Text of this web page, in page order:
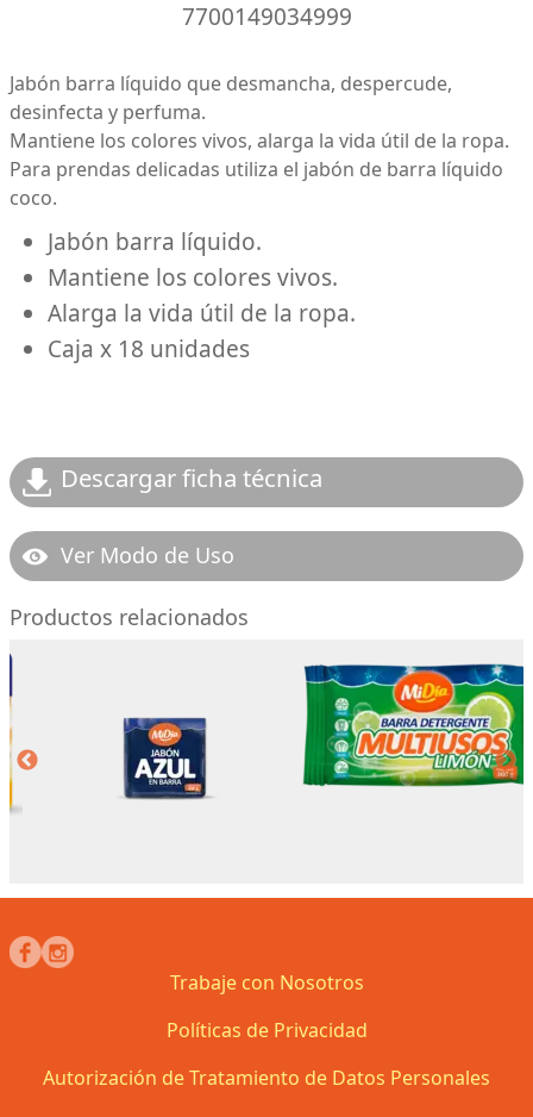
7700149034999
Jabón barra líquido que desmancha, despercude,
desinfecta y perfuma.
Mantiene los colores vivos, alarga la vida útil de la ropa.
Para prendas delicadas utiliza el jabón de barra líquido
coco.
Jabón barra líquido.
Mantiene los colores vivos.
Alarga la vida útil de la ropa.
Caja x 18 unidades
Descargar ficha técnica
Ver Modo de Uso
Productos relacionados
Trabaje con Nosotros
Políticas de Privacidad
Autorización de Tratamiento de Datos Personales